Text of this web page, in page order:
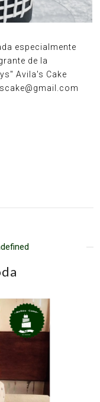
especialmente
de la
Avila's Cake